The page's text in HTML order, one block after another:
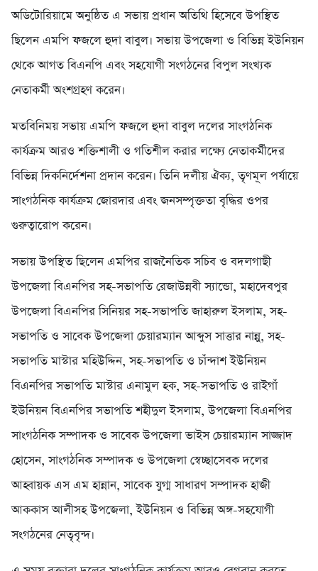
অডিটোরিয়ামে অনুষ্ঠিত এ সভায় প্রধান অতিথি হিসেবে উপস্থিত
ছিলেন এমপি ফজলে হুদা বাবুল। সভায় উপজেলা ও বিভিন্ন ইউনিয়ন
থেকে আগত বিএনপি এবং সহযোগী সংগঠনের বিপুল সংখ্যক
নেতাকর্মী অংশগ্রহণ করেন।
মতবিনিময় সভায় এমপি ফজলে হুদা বাবুল দলের সাংগঠনিক
কার্যক্রম আরও শক্তিশালী ও গতিশীল করার লক্ষ্যে নেতাকর্মীদের
বিভিন্ন দিকনির্দেশনা প্রদান করেন। তিনি দলীয় ঐক্য, তৃণমূল পর্যায়ে
সাংগঠনিক কার্যক্রম জোরদার এবং জনসম্পৃক্ততা বৃদ্ধির ওপর
গুরুত্বারোপ করেন।
সভায় উপস্থিত ছিলেন এমপির রাজনৈতিক সচিব ও বদলগাছী
উপজেলা বিএনপির সহ-সভাপতি রেজাউন্নবী স্যান্ডো, মহাদেবপুর
উপজেলা বিএনপির সিনিয়র সহ-সভাপতি জাহারুল ইসলাম, সহ-
সভাপতি ও সাবেক উপজেলা চেয়ারম্যান আব্দুস সাত্তার নান্নু, সহ-
সভাপতি মাস্টার মহিউদ্দিন, সহ-সভাপতি ও চাঁন্দাশ ইউনিয়ন
বিএনপির সভাপতি মাস্টার এনামুল হক, সহ-সভাপতি ও রাইগাঁ
ইউনিয়ন বিএনপির সভাপতি শহীদুল ইসলাম, উপজেলা বিএনপির
সাংগঠনিক সম্পাদক ও সাবেক উপজেলা ভাইস চেয়ারম্যান সাজ্জাদ
হোসেন, সাংগঠনিক সম্পাদক ও উপজেলা স্বেচ্ছাসেবক দলের
আহ্বায়ক এস এম হান্নান, সাবেক যুগ্ম সাধারণ সম্পাদক হাজী
আককাস আলীসহ উপজেলা, ইউনিয়ন ও বিভিন্ন অঙ্গ-সহযোগী
সংগঠনের নেতৃবৃন্দ।